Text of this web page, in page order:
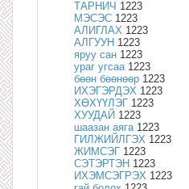
ТАРНИЧ 1223
МЭСЭС 1223
АЛИГЛАХ 1223
АЛГУУН 1223
яруу сан 1223
ураг угсаа 1223
бөөн бөөнөөр 1223
ИХЭГЭРДЭХ 1223
ХӨХҮҮЛЭГ 1223
ХУУДАЙ 1223
шаазан аяга 1223
ГИЛЖИЙЛГЭХ 1223
ЖИМСЭГ 1223
СЭТЭРТЭН 1223
ИХЭМСЭГРЭХ 1223